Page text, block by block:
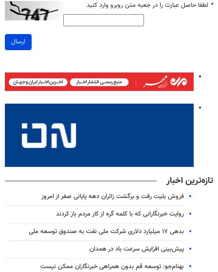
* لطفا حاصل عبارت را در جعبه متن روبرو وارد کنید
ارسال
تازه‌ترین اخبار
فروش بلیت رفت و برگشت زائران دهه پایانی صفر از امروز
روایت خبرنگارانی که با کلمه گره از کار مردم باز کردند
بدهی ۱۷ میلیارد دلاری شرکت ملی نفت به صندوق توسعه ملی
پیش‌بینی افزایش سرعت باد در همدان
بهنام‌جو: توسعه قم بدون همراهی خبرنگاران ممکن نیست